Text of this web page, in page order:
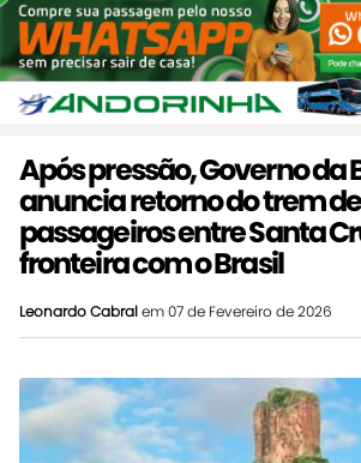
Após pressão, Governo da
anuncia retorno do trem de
passageiros entre Santa
fronteira com o Brasil
Leonardo Cabralem 07 de Fevereiro de 2026